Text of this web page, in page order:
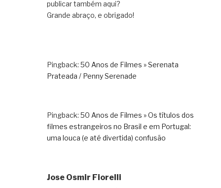
publicar também aqui?
Grande abraço, e obrigado!
Pingback: 50 Anos de Filmes » Serenata
Prateada / Penny Serenade
Pingback: 50 Anos de Filmes » Os títulos dos
filmes estrangeiros no Brasil e em Portugal:
uma louca (e até divertida) confusão
Jose Osmir Fiorelli